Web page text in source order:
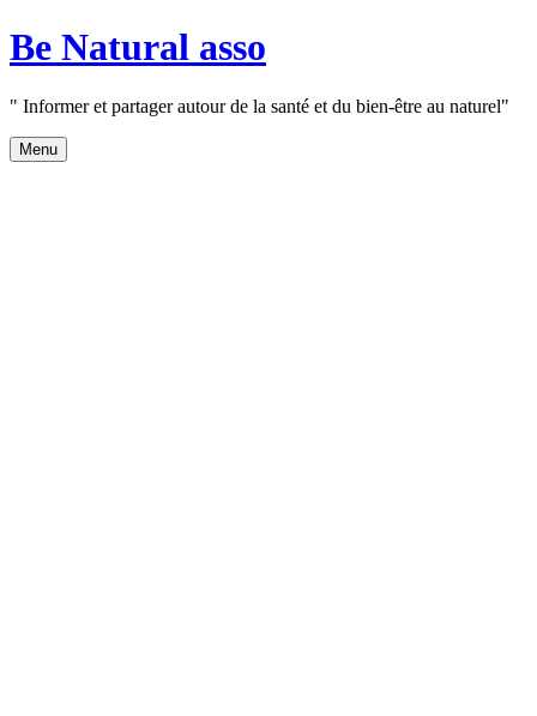
Aller
au
Be Natural asso
" Informer et partager autour de la santé et du bien-être au naturel"
Menu